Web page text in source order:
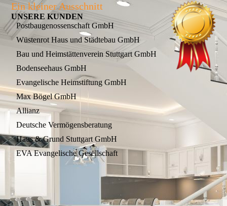
Ein kleiner Ausschnitt
UNSERE KUNDEN
Postbaugenossenschaft GmbH
Wüstenrot Haus und Städtebau GmbH
Bau und Heimstättenverein Stuttgart GmbH
Bodenseehaus GmbH
Evangelische Heimstiftung GmbH
Max Bögel GmbH
Allianz
Deutsche Vermögensberatung
Haus & Grund Stuttgart GmbH
EVA Evangelische Gesellschaft